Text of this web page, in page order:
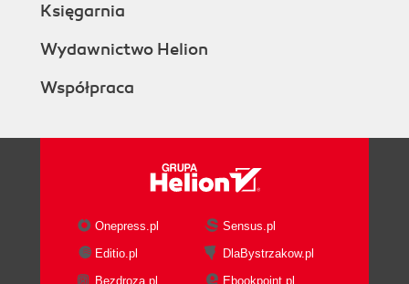
Księgarnia
Wydawnictwo Helion
Współpraca
Onepress.pl
Sensus.pl
Editio.pl
DlaBystrzakow.pl
Bezdroza.pl
Ebookpoint.pl